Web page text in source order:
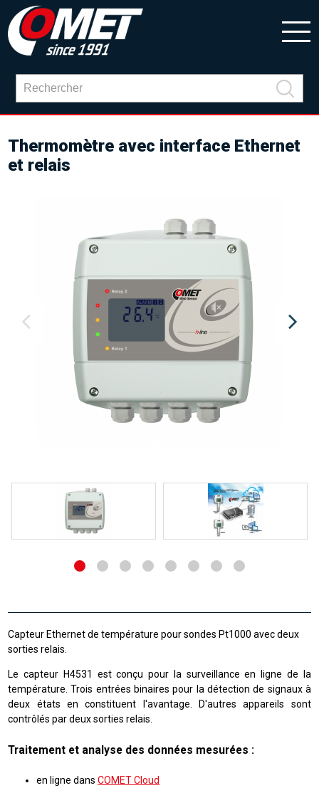
Thermomètre avec interface Ethernet
et relais
Capteur Ethernet de température pour sondes Pt1000 avec deux
sorties relais.
Le capteur H4531 est conçu pour la surveillance en ligne de la
température. Trois entrées binaires pour la détection de signaux à
deux états en constituent l'avantage. D'autres appareils sont
contrôlés par deux sorties relais.
Traitement et analyse des données mesurées :
en ligne dansCOMET Cloud